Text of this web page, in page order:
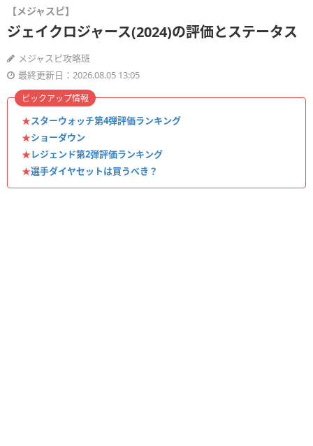
【メジャスピ】
ジェイクロジャース(2024)の評価とステータス
メジャスピ攻略班
最終更新日：2026.08.05 13:05
★スターウォッチ第4弾評価ランキング
★ショーダウン
★レジェンド第2弾評価ランキング
★選手ダイヤセットは買うべき？
ピックアップ情報